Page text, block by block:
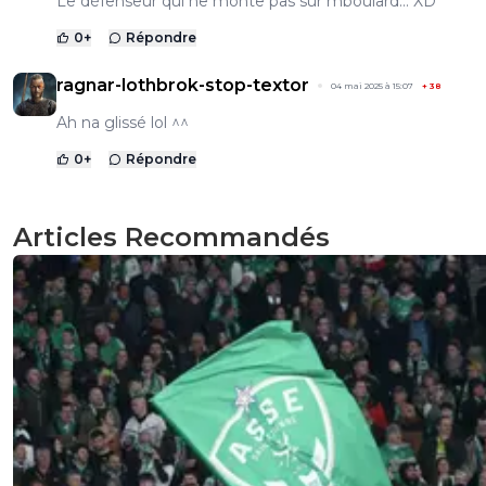
0+ Répondre
ragnar-lothbrok-stop-textor 04 mai 2025 à 15:07 + 38
Ah na glissé lol ^^
0+ Répondre
Articles Recommandés